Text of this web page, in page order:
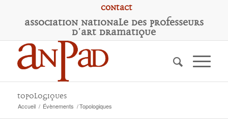
Contact
Association Nationale des Professeurs
d'Art Dramatique
Topologiques
Accueil / Évènements /Topologiques